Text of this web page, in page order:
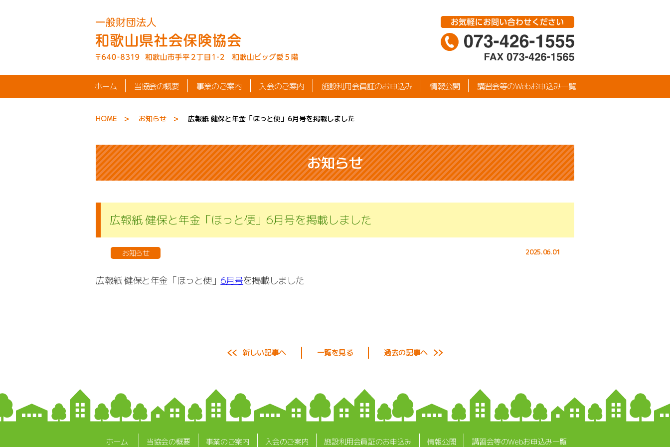
ホーム 当協会の概要 事業のご案内 入会のご案内 施設利用会員証のお申込み 情報公開 講習会等のWebお申込み一覧
HOME お知らせ 広報紙 健保と年金「ほっと便」6月号を掲載しました
お知らせ
広報紙 健保と年金「ほっと便」6月号を掲載しました
お知らせ 2025.06.01
広報紙 健保と年金「ほっと便」 6月号を掲載しました
新しい記事へ 一覧を見る 過去の記事へ
ホーム 当協会の概要 事業のご案内 入会のご案内 施設利用会員証のお申込み 情報公開 講習会等のWebお申込み一覧